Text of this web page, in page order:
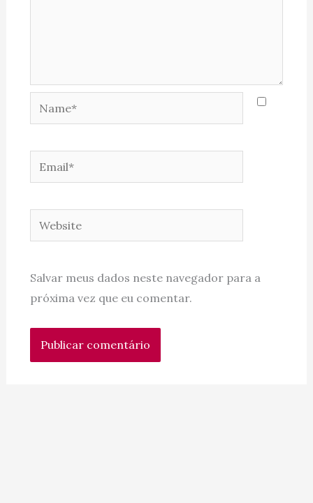
Name*
Email*
Website
Salvar meus dados neste navegador para a
próxima vez que eu comentar.